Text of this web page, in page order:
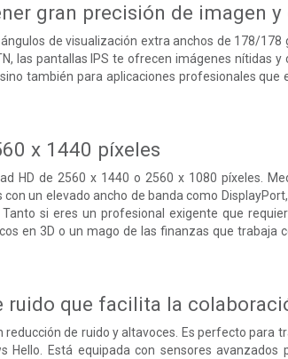
gran precisión de imagen
de visualización extra anchos de 178/178
las pantallas IPS te ofrecen imágenes nítidas y
también para aplicaciones profesionales que
x 1440 píxeles
HD de 2560 x 1440 o 2560 x 1080 píxeles.
un elevado ancho de banda como DisplayPort,
si eres un profesional exigente que
en 3D o un mago de las finanzas que trabaja
que facilita la
de ruido y altavoces. Es perfecto para
Está equipada con sensores avanzados